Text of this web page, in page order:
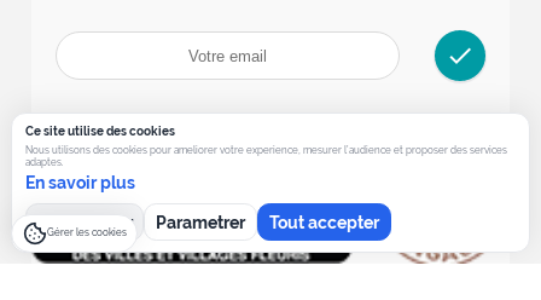
check
Ce site utilise des cookies
Nous utilisons des cookies pour ameliorer votre experience, mesurer l’audience et proposer des services
adaptes.
En savoir plus
Tout refuser Parametrer Tout accepter
Gérer les cookies